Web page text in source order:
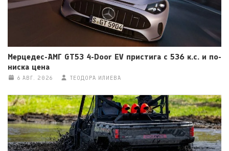
Мерцедес-АМГ GT53 4-Door EV пристига с 536 к.с. и по-
ниска цена
6 АВГ. 2026 ТЕОДОРА ИЛИЕВА